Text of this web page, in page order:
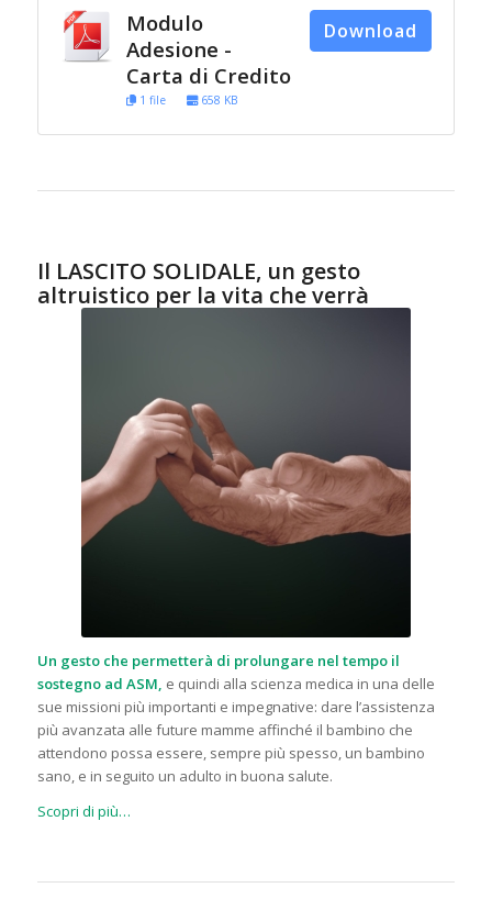
Modulo
Adesione -
Carta di Credito
1 file 658 KB
Download
Il LASCITO SOLIDALE, un gesto
altruistico per la vita che verrà
Un gesto che permetterà di prolungare nel tempo il
sostegno ad ASM, e quindi alla scienza medica in una delle
sue missioni più importanti e impegnative: dare l’assistenza
più avanzata alle future mamme affinché il bambino che
attendono possa essere, sempre più spesso, un bambino
sano, e in seguito un adulto in buona salute.
Scopri di più…